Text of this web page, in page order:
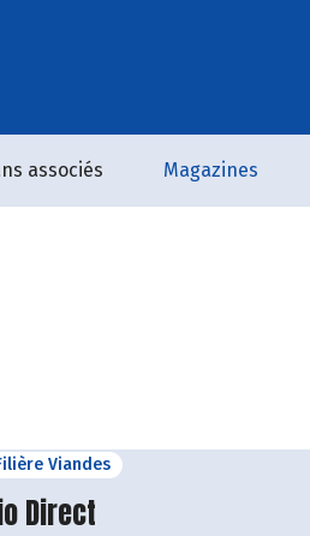
associés Magazines
Viandes
le producteur
Direct